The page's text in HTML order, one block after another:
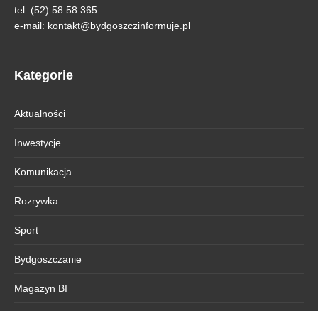
tel. (52) 58 58 365
e-mail: kontakt@bydgoszczinformuje.pl
Kategorie
Aktualności
Inwestycje
Komunikacja
Rozrywka
Sport
Bydgoszczanie
Magazyn BI